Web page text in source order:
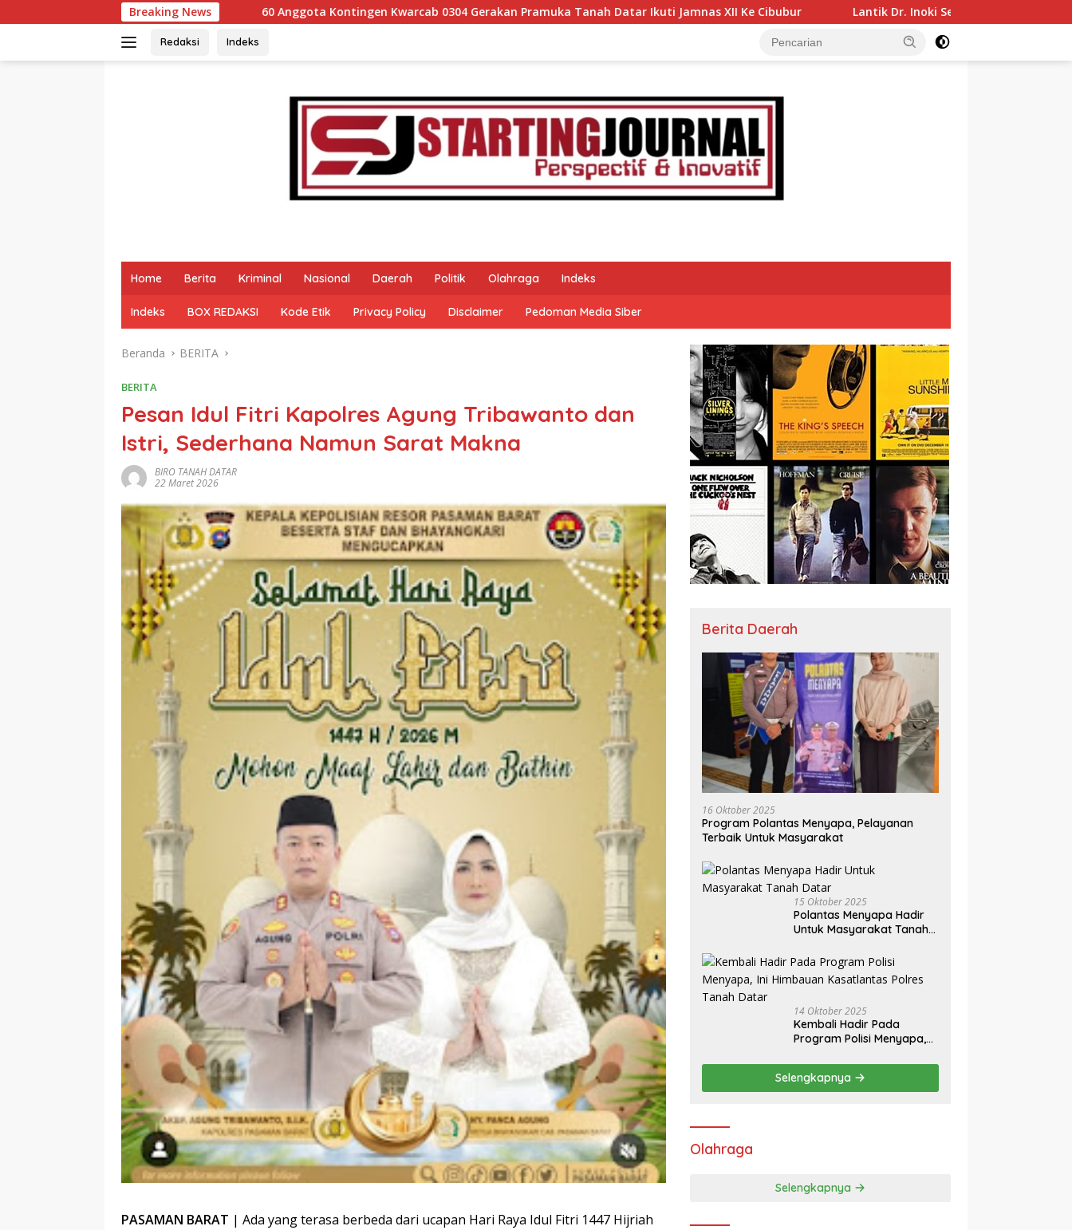
ke
Breaking News
60 Anggota Kontingen Kwarcab 0304 Gerakan Pramuka Tanah Datar Ikuti Jamnas XII Ke Cibubur Lantik Dr. Inoki Sebagai Direktur Perumda Air Minum Tirta
Redaksi Indeks
Home Berita Kriminal Nasional Daerah Politik Olahraga Indeks
Indeks BOX REDAKSI Kode Etik Privacy Policy Disclaimer Pedoman Media Siber
Beranda BERITA
BERITA
Pesan Idul Fitri Kapolres Agung Tribawanto dan
Istri, Sederhana Namun Sarat Makna
BIRO TANAH DATAR
22 Maret 2026
PASAMAN BARAT | Ada yang terasa berbeda dari ucapan Hari Raya Idul Fitri 1447 Hijriah
Berita Daerah
16 Oktober 2025
Program Polantas Menyapa, Pelayanan
Terbaik Untuk Masyarakat
15 Oktober 2025
Polantas Menyapa Hadir
Untuk Masyarakat Tanah
14 Oktober 2025
Kembali Hadir Pada
Program Polisi Menyapa,
Polres Tanah Datar
Selengkapnya
Olahraga
Selengkapnya